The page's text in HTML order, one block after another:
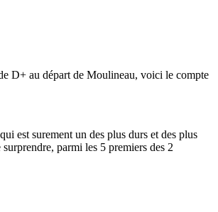
D+ au départ de Moulineau, voici le compte
est surement un des plus durs et des plus
parmi les 5 premiers des 2